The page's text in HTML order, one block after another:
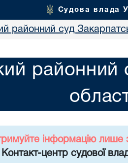
Судова влада
районний суд
районний
інформацію лише
центр судової